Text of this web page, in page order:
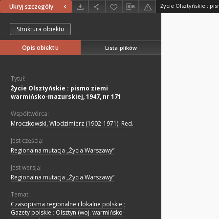
Ukryj szczegóły
Struktura obiektu
Opis obiektu Lista plików
Tytuł:
Życie Olsztyńskie : pismo ziemi
warmińsko-mazurskiej, 1947, nr 171
Współtwórca:
Mroczkowski, Włodzimierz (1902-1971). Red.
Jest częścią:
Regionalna mutacja „Życia Warszawy”
Jest wersją:
Regionalna mutacja „Życia Warszawy”
Temat:
Czasopisma regionalne i lokalne polskie ;
Gazety polskie ; Olsztyn (woj. warmińsko-